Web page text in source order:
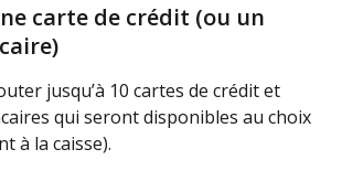
carte de crédit (ou un
jusqu’à 10 cartes de crédit et
qui seront disponibles au choix
à la caisse).